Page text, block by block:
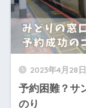
2023年4月28日
予約困難？サ
のり